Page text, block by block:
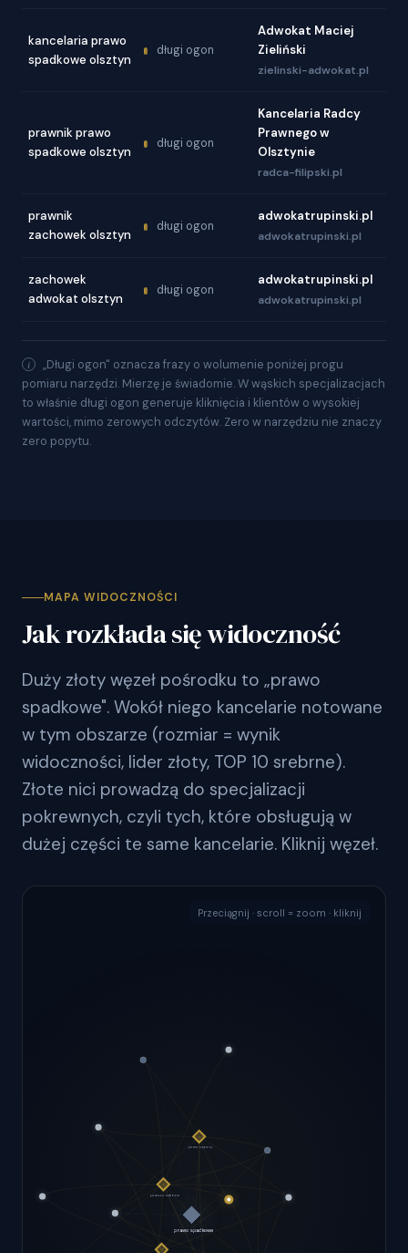
kancelaria prawo
spadkowe olsztyn
długi ogon
Adwokat Maciej
Zieliński
zielinski-adwokat.pl
prawnik prawo
spadkowe olsztyn
długi ogon
Kancelaria Radcy
Prawnego w
Olsztynie
radca-filipski.pl
prawnik
zachowek olsztyn
długi ogon
adwokatrupinski.pl
adwokatrupinski.pl
zachowek
adwokat olsztyn
długi ogon
adwokatrupinski.pl
adwokatrupinski.pl
„Długi ogon" oznacza frazy o wolumenie poniżej progu
pomiaru narzędzi. Mierzę je świadomie. W wąskich specjalizacjach
to właśnie długi ogon generuje kliknięcia i klientów o wysokiej
wartości, mimo zerowych odczytów. Zero w narzędziu nie znaczy
zero popytu.
MAPA WIDOCZNOŚCI
Jak rozkłada się widoczność
Duży złoty węzeł pośrodku to „prawo
spadkowe". Wokół niego kancelarie notowane
w tym obszarze (rozmiar = wynik
widoczności, lider złoty, TOP 10 srebrne).
Złote nici prowadzą do specjalizacji
pokrewnych, czyli tych, które obsługują w
dużej części te same kancelarie. Kliknij węzeł.
Przeciągnij · scroll = zoom · kliknij